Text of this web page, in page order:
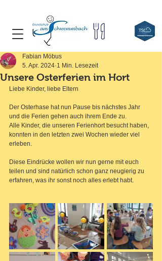
Unsere Osterferien im Hort
Fabian Möbus
5. Apr. 2024 1 Min. Lesezeit
Liebe Kinder, liebe Eltern
Der Osterhase hat nun Pause bis nächstes Jahr
und die Ferien gehen auch ihrem Ende zu.
Alle Kinder, die unseren Ferienhort besucht haben,
konnten in den letzten zwei Wochen wieder viel
erleben.
Diese Eindrücke wollen wir nun gerne mit euch
teilen und sind natürlich schon ganz neugierig zu
erfahren, was ihr sonst noch alles erlebt habt.